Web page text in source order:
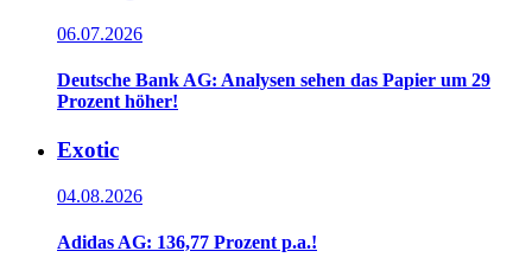
06.07.2026
Deutsche Bank AG: Analysen sehen das Papier um 29
Prozent höher!
Exotic
04.08.2026
Adidas AG: 136,77 Prozent p.a.!